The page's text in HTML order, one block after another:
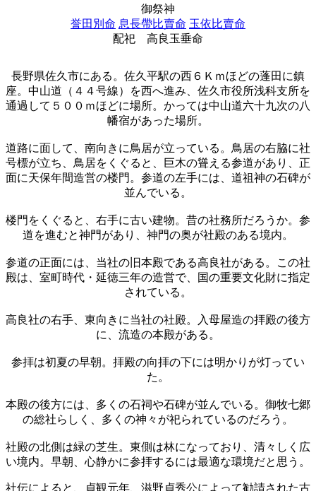
御祭神
誉田別命 息長帶比賣命 玉依比賣命
配祀 高良玉垂命
長野県佐久市にある。佐久平駅の西６Ｋｍほどの蓬田に鎮
座。中山道（４４号線）を西へ進み、佐久市役所浅科支所を
通過して５００ｍほどに場所。かっては中山道六十九次の八
幡宿があった場所。
道路に面して、南向きに鳥居が立っている。鳥居の右脇に社
号標が立ち、鳥居をくぐると、巨木の聳える参道があり、正
面に天保年間造営の楼門。参道の左手には、道祖神の石碑が
並んでいる。
楼門をくぐると、右手に古い建物。昔の社務所だろうか。参
道を進むと神門があり、神門の奥が社殿のある境内。
参道の正面には、当社の旧本殿である高良社がある。この社
殿は、室町時代・延徳三年の造営で、国の重要文化財に指定
されている。
高良社の右手、東向きに当社の社殿。入母屋造の拝殿の後方
に、流造の本殿がある。
参拝は初夏の早朝。拝殿の向拝の下には明かりが灯ってい
た。
本殿の後方には、多くの石祠や石碑が並んでいる。御牧七郷
の総社らしく、多くの神々が祀られているのだろう。
社殿の北側は緑の芝生。東側は林になっており、清々しく広
い境内。早朝、心静かに参拝するには最適な環境だと思う。
社伝によると、貞観元年、滋野貞秀公によって勧請された古